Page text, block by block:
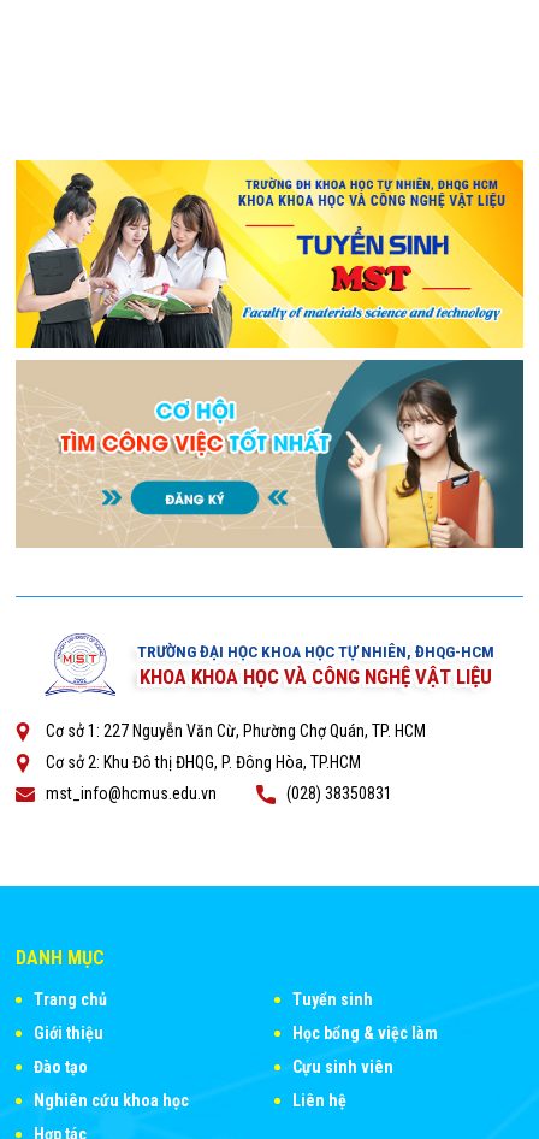
TRƯỜNG ĐẠI HỌC KHOA HỌC TỰ NHIÊN, ĐHQG-HCM
KHOA KHOA HỌC VÀ CÔNG NGHỆ VẬT LIỆU
Cơ sở 1: 227 Nguyễn Văn Cừ, Phường Chợ Quán, TP. HCM
Cơ sở 2: Khu Đô thị ĐHQG, P. Đông Hòa, TP.HCM
mst_info@hcmus.edu.vn
(028) 38350831
DANH MỤC
Trang chủ
Giới thiệu
Đào tạo
Nghiên cứu khoa học
Hợp tác
Tuyển sinh
Học bổng & việc làm
Cựu sinh viên
Liên hệ